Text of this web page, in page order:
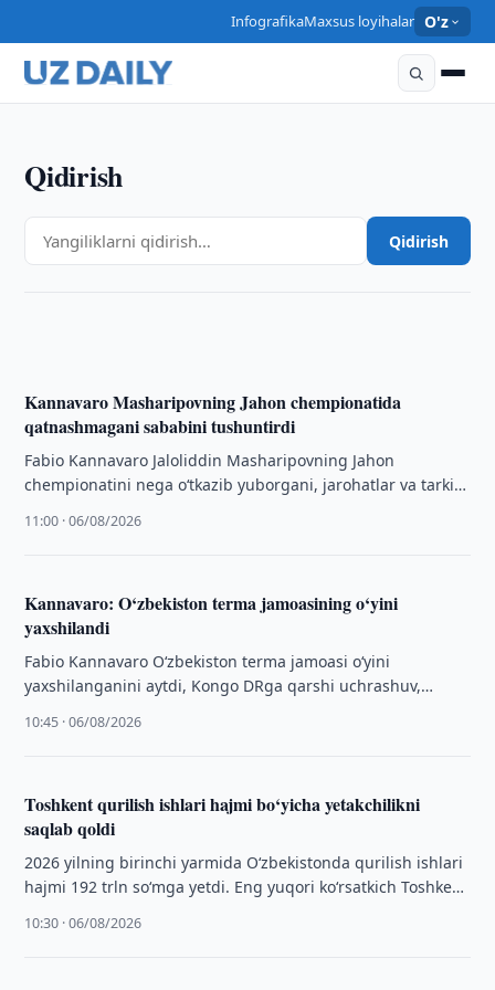
InfografikaMaxsus loyihalar O'z
Qidirish
Qidirish
Kannavaro 4 mln yevro maosh haqidagi mish-
mishlarni rad etdi
Kannavaro Masharipovning Jahon chempionatida
qatnashmagani sababini tushuntirdi
Fabio Kannavaro Jaloliddin Masharipovning Jahon
chempionatini nega o‘tkazib yuborgani, jarohatlar va tarkib
11:00 · 06/08/2026
Kannavaro: O‘zbekiston terma jamoasining o‘yini
yaxshilandi
Fabio Kannavaro O‘zbekiston terma jamoasi o‘yini
yaxshilanganini aytdi, Kongo DRga qarshi uchrashuv,
10:45 · 06/08/2026
Toshkent qurilish ishlari hajmi bo‘yicha yetakchilikni
saqlab qoldi
2026 yilning birinchi yarmida O‘zbekistonda qurilish ishlari
hajmi 192 trln so‘mga yetdi. Eng yuqori ko‘rsatkich Toshkent
10:30 · 06/08/2026